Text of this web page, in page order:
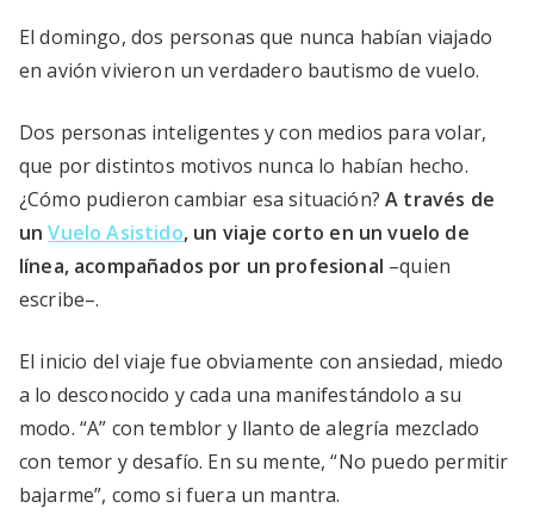
El domingo, dos personas que nunca habían viajado
en avión vivieron un verdadero bautismo de vuelo.
Dos personas inteligentes y con medios para volar,
que por distintos motivos nunca lo habían hecho.
¿Cómo pudieron cambiar esa situación?A través de
unVuelo Asistido, un viaje corto en un vuelo de
línea, acompañados por un profesional –quien
escribe–.
El inicio del viaje fue obviamente con ansiedad, miedo
a lo desconocido y cada una manifestándolo a su
modo. “A” con temblor y llanto de alegría mezclado
con temor y desafío. En su mente, “No puedo permitir
bajarme”, como si fuera un mantra.